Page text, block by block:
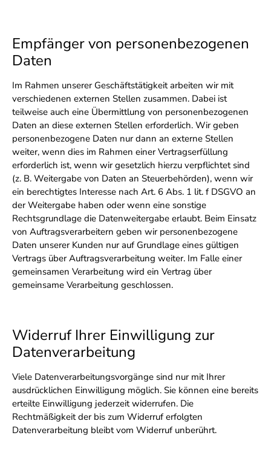
Empfänger von personenbezogenen
Daten
Im Rahmen unserer Geschäftstätigkeit arbeiten wir mit
verschiedenen externen Stellen zusammen. Dabei ist
teilweise auch eine Übermittlung von personenbezogenen
Daten an diese externen Stellen erforderlich. Wir geben
personenbezogene Daten nur dann an externe Stellen
weiter, wenn dies im Rahmen einer Vertragserfüllung
erforderlich ist, wenn wir gesetzlich hierzu verpflichtet sind
(z. B. Weitergabe von Daten an Steuerbehörden), wenn wir
ein berechtigtes Interesse nach Art. 6 Abs. 1 lit. f DSGVO an
der Weitergabe haben oder wenn eine sonstige
Rechtsgrundlage die Datenweitergabe erlaubt. Beim Einsatz
von Auftragsverarbeitern geben wir personenbezogene
Daten unserer Kunden nur auf Grundlage eines gültigen
Vertrags über Auftragsverarbeitung weiter. Im Falle einer
gemeinsamen Verarbeitung wird ein Vertrag über
gemeinsame Verarbeitung geschlossen.
Widerruf Ihrer Einwilligung zur
Datenverarbeitung
Viele Datenverarbeitungsvorgänge sind nur mit Ihrer
ausdrücklichen Einwilligung möglich. Sie können eine bereits
erteilte Einwilligung jederzeit widerrufen. Die
Rechtmäßigkeit der bis zum Widerruf erfolgten
Datenverarbeitung bleibt vom Widerruf unberührt.